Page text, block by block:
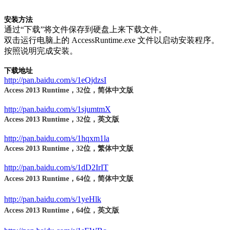
安装方法
通过“下载”将文件保存到硬盘上来下载文件。
双击运行电脑上的 AccessRuntime.exe 文件以启动安装程序。
按照说明完成安装。
下载地址
http://pan.baidu.com/s/1eQjdzsI
Access 2013 Runtime，32位，简体中文版
http://pan.baidu.com/s/1sjumtmX
Access 2013 Runtime，32位，英文版
http://pan.baidu.com/s/1hqxm1la
Access 2013 Runtime，32位，繁体中文版
http://pan.baidu.com/s/1dD2IrIT
Access 2013 Runtime，64位，简体中文版
http://pan.baidu.com/s/1yeHlk
Access 2013 Runtime，64位，英文版